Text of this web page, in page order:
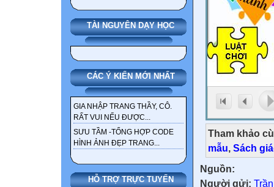
TÀI NGUYÊN DẠY HỌC
CÁC Ý KIẾN MỚI NHẤT
GIA NHẬP TRANG THẦY, CÔ.
RẤT VUI NẾU ĐƯỢC...
SƯU TẦM -TỔNG HỢP CODE
HÌNH ẢNH ĐẸP TRANG...
HỖ TRỢ TRỰC TUYẾN
Tham khảo
mẫu, Sách
Nguồn:
Người gửi: